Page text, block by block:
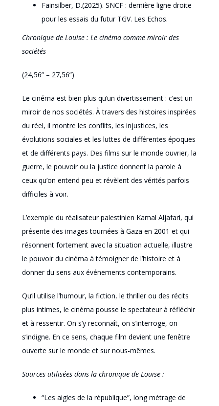
Fainsilber, D.(2025). SNCF : dernière ligne droite
pour les essais du futur TGV. Les Echos.
Chronique de Louise : Le cinéma comme miroir des
sociétés
(24,56” – 27,56”)
Le cinéma est bien plus qu’un divertissement : c’est un
miroir de nos sociétés. À travers des histoires inspirées
du réel, il montre les conflits, les injustices, les
évolutions sociales et les luttes de différentes époques
et de différents pays. Des films sur le monde ouvrier, la
guerre, le pouvoir ou la justice donnent la parole à
ceux qu’on entend peu et révèlent des vérités parfois
difficiles à voir.
L’exemple du réalisateur palestinien Kamal Aljafari, qui
présente des images tournées à Gaza en 2001 et qui
résonnent fortement avec la situation actuelle, illustre
le pouvoir du cinéma à témoigner de l’histoire et à
donner du sens aux événements contemporains.
Qu’il utilise l’humour, la fiction, le thriller ou des récits
plus intimes, le cinéma pousse le spectateur à réfléchir
et à ressentir. On s’y reconnaît, on s’interroge, on
s’indigne. En ce sens, chaque film devient une fenêtre
ouverte sur le monde et sur nous-mêmes.
Sources utilisées dans la chronique de Louise :
“Les aigles de la république”, long métrage de